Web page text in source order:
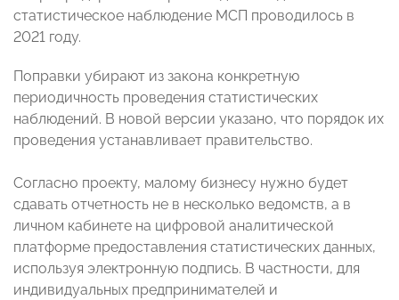
статистическое наблюдение МСП проводилось в
2021 году.
Поправки убирают из закона конкретную
периодичность проведения статистических
наблюдений. В новой версии указано, что порядок их
проведения устанавливает правительство.
Согласно проекту, малому бизнесу нужно будет
сдавать отчетность не в несколько ведомств, а в
личном кабинете на цифровой аналитической
платформе предоставления статистических данных,
используя электронную подпись. В частности, для
индивидуальных предпринимателей и